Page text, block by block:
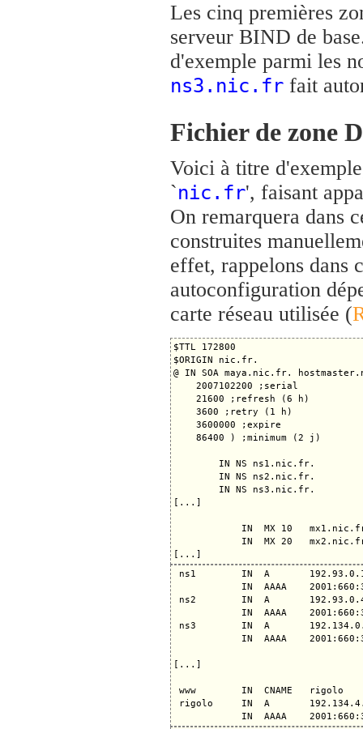
Les cinq premières
serveur BIND de
d'exemple parmi les
ns3.nic.fr fait
Fichier de zone
Voici à titre
`nic.fr', faisant
On remarquera dans
construites
effet, rappelons dans
autoconfiguration
carte réseau utilisée (
$TTL 172800
$ORIGIN nic.fr.
@ IN SOA maya.nic.fr.
    2007102200 ;serial
    21600 ;refresh (6 h)
    3600 ;retry (1 h)
    3600000 ;expire
    86400 ) ;minimum (2 j)
        IN NS ns1.nic.fr.
        IN NS ns2.nic.fr.
        IN NS ns3.nic.fr.
[...]
IN  MX 10
IN  MX 20
ns1        IN  A
IN  AAAA
ns2        IN  A
IN  AAAA
ns3        IN  A
IN  AAAA
[...]
www        IN  CNAME   rigolo
rigolo     IN  A